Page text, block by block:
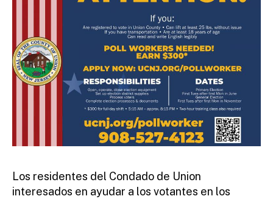
tt
o
Los residentes del Condado de Union
interesados ​​en ayudar a los votantes en los